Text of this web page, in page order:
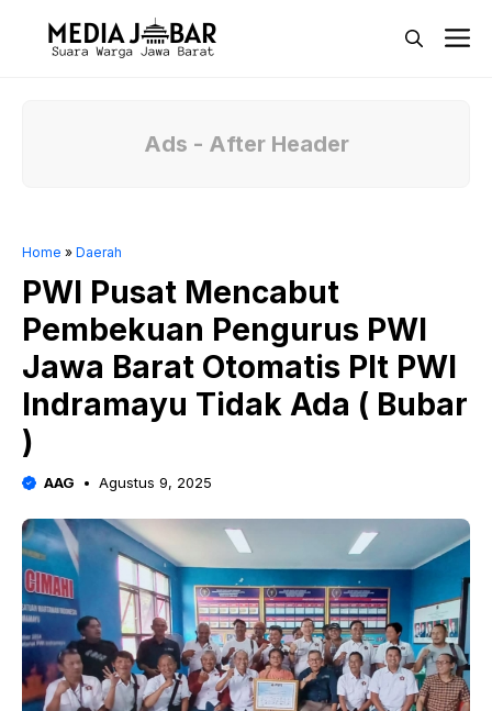
Ads - After Header
Home » Daerah
PWI Pusat Mencabut
Pembekuan Pengurus PWI
Jawa Barat Otomatis Plt PWI
Indramayu Tidak Ada ( Bubar
)
AAG Agustus 9, 2025